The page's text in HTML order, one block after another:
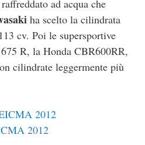
ad acqua che
ha scelto la cilindrata
cv. Poi le supersportive
R, la Honda CBR600RR,
cilindrate leggermente più
2012
2012